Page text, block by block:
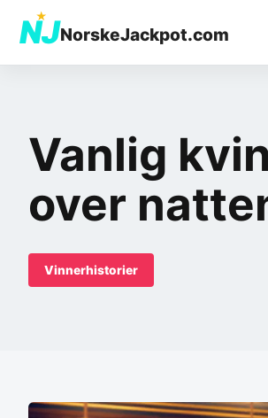
NJ
★
NorskeJackpot.com
Vanlig
over
Vinnerhistorier